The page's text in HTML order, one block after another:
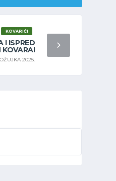
KOVARIĆI
I ISPRED
KOVARA!
2025.